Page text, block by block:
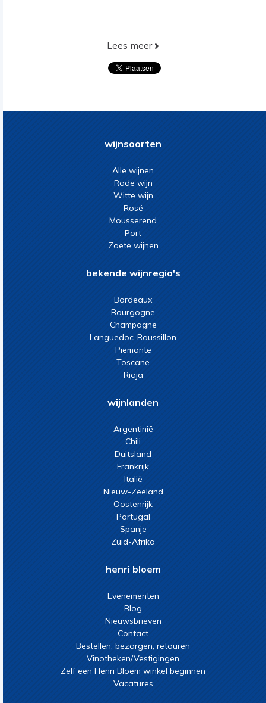
Lees meer
wijnsoorten
Alle wijnen
Rode wijn
Witte wijn
Rosé
Mousserend
Port
Zoete wijnen
bekende wijnregio's
Bordeaux
Bourgogne
Champagne
Languedoc-Roussillon
Piemonte
Toscane
Rioja
wijnlanden
Argentinië
Chili
Duitsland
Frankrijk
Italië
Nieuw-Zeeland
Oostenrijk
Portugal
Spanje
Zuid-Afrika
henri bloem
Evenementen
Blog
Nieuwsbrieven
Contact
Bestellen, bezorgen, retouren
Vinotheken/Vestigingen
Zelf een Henri Bloem winkel beginnen
Vacatures